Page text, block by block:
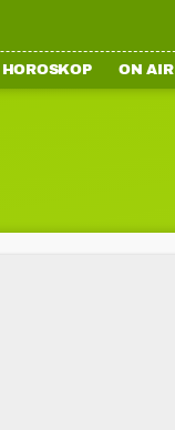
HOROSKOP ON AIR